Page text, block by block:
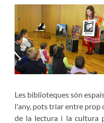
Les biblioteques són
l'any, pots triar entre prop
de la lectura i la cultura